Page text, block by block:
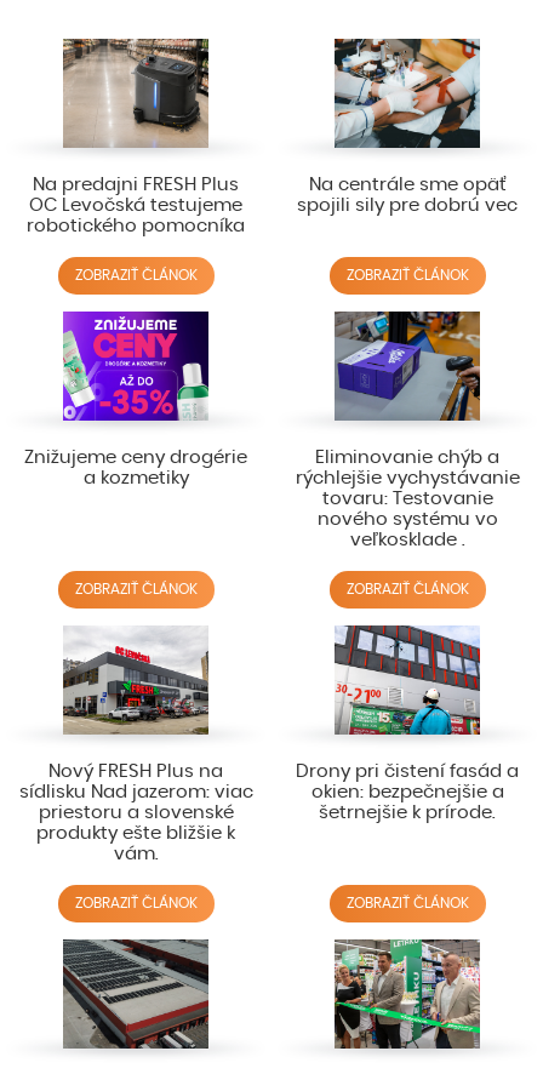
Na predajni FRESH Plus
OC Levočská testujeme
robotického pomocníka
ZOBRAZIŤ ČLÁNOK
Na centrále sme opäť
spojili sily pre dobrú vec
ZOBRAZIŤ ČLÁNOK
Znižujeme ceny drogérie
a kozmetiky
ZOBRAZIŤ ČLÁNOK
Eliminovanie chýb a
rýchlejšie vychystávanie
tovaru: Testovanie
nového systému vo
veľkosklade .
ZOBRAZIŤ ČLÁNOK
Nový FRESH Plus na
sídlisku Nad jazerom: viac
priestoru a slovenské
produkty ešte bližšie k
vám.
ZOBRAZIŤ ČLÁNOK
Drony pri čistení fasád a
okien: bezpečnejšie a
šetrnejšie k prírode.
ZOBRAZIŤ ČLÁNOK